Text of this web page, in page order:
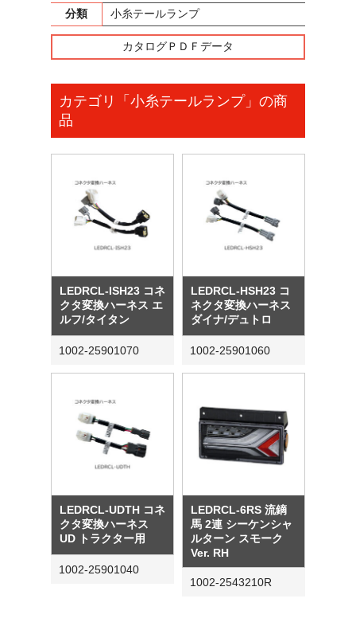
分類 小糸テールランプ
カタログＰＤＦデータ
カテゴリ「小糸テールランプ」の商
品
LEDRCL-ISH23 コネ
クタ変換ハーネス エ
ルフ/タイタン
1002-25901070
LEDRCL-HSH23 コ
ネクタ変換ハーネス
ダイナ/デュトロ
1002-25901060
LEDRCL-UDTH コネ
クタ変換ハーネス
UD トラクター用
1002-25901040
LEDRCL-6RS 流鏑
馬 2連 シーケンシャ
ルターン スモーク
Ver. RH
1002-2543210R